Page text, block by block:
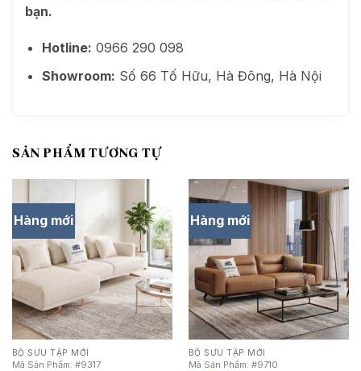
bạn.
Hotline: 0966 290 098
Showroom: Số 66 Tố Hữu, Hà Đông, Hà Nội
SẢN PHẨM TƯƠNG TỰ
Hàng mới
BỘ SƯU TẬP MỚI
Mã Sản Phẩm: #9317
Hàng mới
BỘ SƯU TẬP MỚI
Mã Sản Phẩm: #9710